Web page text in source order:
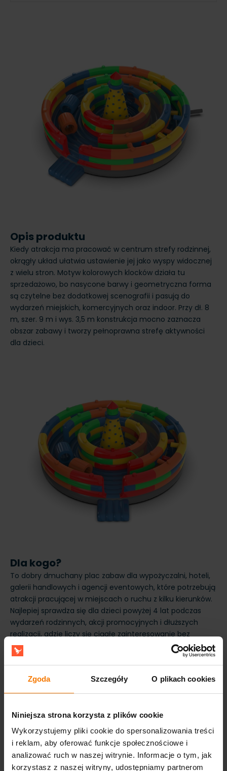
Zgoda Szczegóły O plikach cookies
Niniejsza strona korzysta z plików cookie
Wykorzystujemy pliki cookie do spersonalizowania treści
i reklam, aby oferować funkcje społecznościowe i
analizować ruch w naszej witrynie. Informacje o tym, jak
korzystasz z naszej witryny, udostępniamy partnerom
Opis produktu
Kiedy atrakcja ma pracować w centrum strefy rodzinnej,
okrągły układ ułatwia ustawienie jej jako wyspy widocznej
z wielu stron. Motyw kolorowych klocków działa tu
sprzedażowo, bo nasycone barwy i geometryczna forma
są czytelne bez dodatkowej scenografii i pasują do
wydarzeń miejskich, komercyjnych oraz indoor. Przy dł. 8
m, szer. 9 m i wys. 3,5 m konstrukcja mocno zaznacza
obszar zabawy i tworzy pełnoprawna strefę aktywności
dla dzieci.
Dla kogo?
To dobry dmuchany plac zabaw dla wypożyczalni, hoteli,
galerii handlowych i agencji eventowych, które potrzebują
atrakcji pracującej w miejscach o ruchu z kilku kierunków.
Najlepiej sprawdza się dla dzieci powyżej 4 lat podczas
wydarzeń rodzinnych, akcji promocyjnych i dłuższych
realizacji, gdzie liczy się ciągłe zainteresowanie bez
skomplikowanej narracji tematycznej. Zgodność z normą
EN14960 ułatwia akceptację przez organizatorów i obiekty
komercyjne. 3-letnia gwarancja daje przewidywalność
kosztów w kolejnych sezonach.